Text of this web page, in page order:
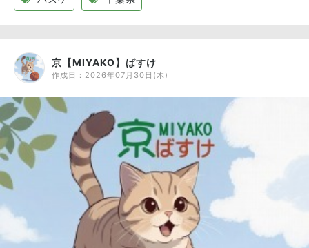
京【MIYAKO】ばすけ
作成日： 2026年07月30日(木)